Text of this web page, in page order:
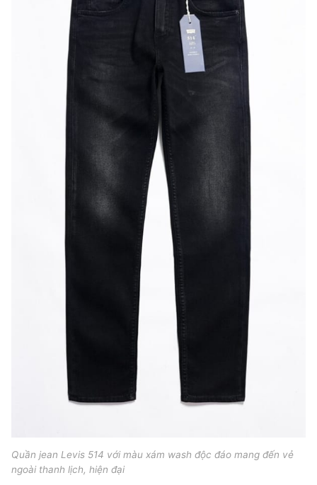
Quần jean Levis 514 với màu xám wash độc đáo mang đến vẻ
ngoài thanh lịch, hiện đại